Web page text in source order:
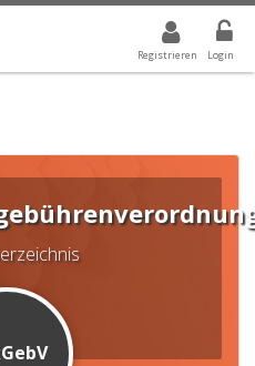
Registrieren Login
WERT IST ALLE